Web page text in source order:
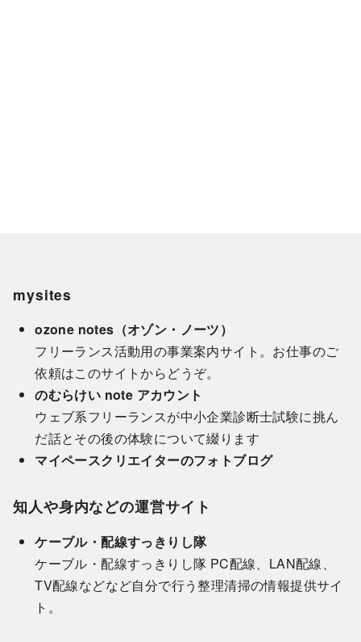
mysites
ozone notes（オゾン・ノーツ）
フリーランス活動用の事業案内サイト。お仕事のご
依頼はこのサイトからどうぞ。
のむらけい note アカウント
ウェブ系フリーランスが中小企業診断士試験に挑ん
だ話とその後の体験について綴ります
マイペースクリエイターのフォトブログ
知人や身内などの運営サイト
ケーブル・配線すっきりし隊
ケーブル・配線すっきりし隊 PC配線、LAN配線、
TV配線などなど自分で行う整理清掃の情報提供サイ
ト。